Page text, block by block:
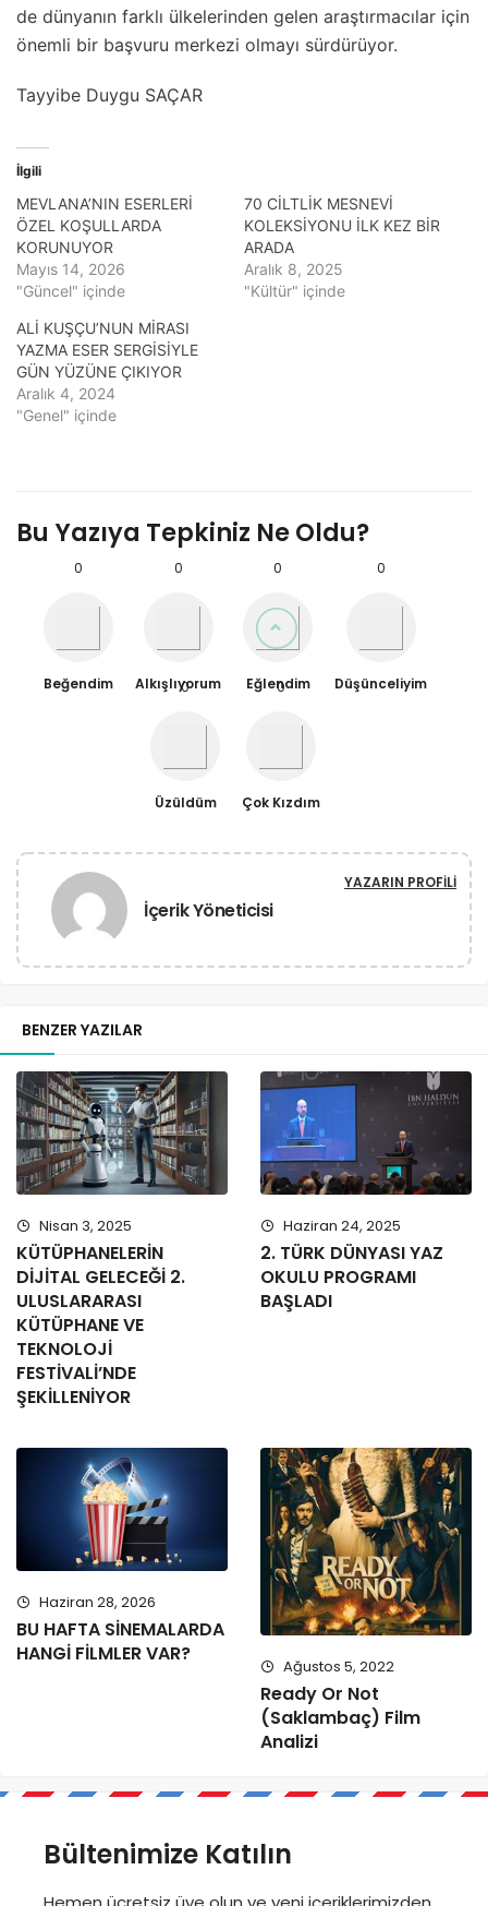
de dünyanın farklı ülkelerinden gelen araştırmacılar için
önemli bir başvuru merkezi olmayı sürdürüyor.
Tayyibe Duygu SAÇAR
İlgili
MEVLANA’NIN ESERLERİ
ÖZEL KOŞULLARDA
KORUNUYOR
Mayıs 14, 2026
"Güncel" içinde
70 CİLTLİK MESNEVİ
KOLEKSİYONU İLK KEZ BİR
ARADA
Aralık 8, 2025
"Kültür" içinde
ALİ KUŞÇU’NUN MİRASI
YAZMA ESER SERGİSİYLE
GÜN YÜZÜNE ÇIKIYOR
Aralık 4, 2024
"Genel" içinde
Bu Yazıya Tepkiniz Ne Oldu?
0
Beğendim
0
Alkışlıyorum
0
Eğlendim
0
Düşünceliyim
0
Üzüldüm
0
Çok Kızdım
İçerik Yöneticisi
YAZARIN PROFILI
BENZER YAZILAR
Nisan 3, 2025
KÜTÜPHANELERİN
DİJİTAL GELECEĞİ 2.
ULUSLARARASI
KÜTÜPHANE VE
TEKNOLOJİ
FESTİVALİ’NDE
ŞEKİLLENİYOR
Haziran 24, 2025
2. TÜRK DÜNYASI YAZ
OKULU PROGRAMI
BAŞLADI
Haziran 28, 2026
BU HAFTA SİNEMALARDA
HANGİ FİLMLER VAR?
Ağustos 5, 2022
Ready Or Not
(Saklambaç) Film
Analizi
Bültenimize Katılın